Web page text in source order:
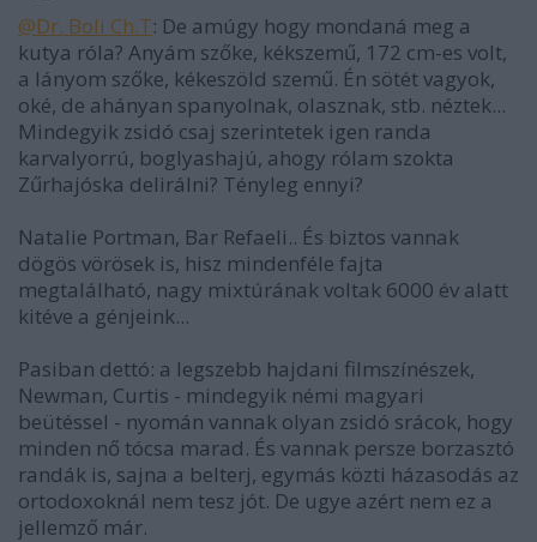
@Dr. Boli Ch.T: De amúgy hogy mondaná meg a
kutya róla? Anyám szőke, kékszemű, 172 cm-es volt,
a lányom szőke, kékeszöld szemű. Én sötét vagyok,
oké, de ahányan spanyolnak, olasznak, stb. néztek...
Mindegyik zsidó csaj szerintetek igen randa
karvalyorrú, boglyashajú, ahogy rólam szokta
Zűrhajóska delirálni? Tényleg ennyi?
Natalie Portman, Bar Refaeli.. És biztos vannak
dögös vörösek is, hisz mindenféle fajta
megtalálható, nagy mixtúrának voltak 6000 év alatt
kitéve a génjeink...
Pasiban dettó: a legszebb hajdani filmszínészek,
Newman, Curtis - mindegyik némi magyari
beütéssel - nyomán vannak olyan zsidó srácok, hogy
minden nő tócsa marad. És vannak persze borzasztó
randák is, sajna a belterj, egymás közti házasodás az
ortodoxoknál nem tesz jót. De ugye azért nem ez a
jellemző már.